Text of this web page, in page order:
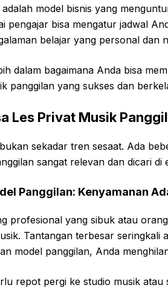
model bisnis yang
pengajar bisa mengatur jadwal
belajar yang personal dan
dalam bagaimana Anda bisa
panggilan yang sukses dan
Les Privat Musik
sekadar tren sesaat. Ada
sangat relevan dan dicari di
Panggilan: Kenyamanan
profesional yang sibuk atau
Tantangan terbesar seringkali
model panggilan, Anda
repot pergi ke studio musik atau